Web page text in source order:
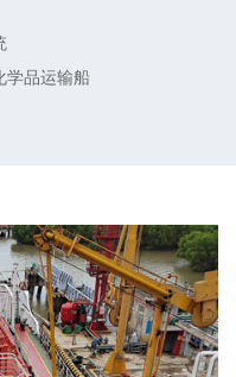
学品运输船